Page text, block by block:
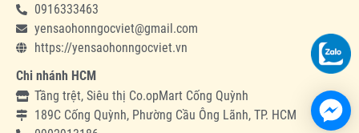
0916333463
yensaohonngocviet@gmail.com
https://yensaohonngocviet.vn
Chi nhánh HCM
Tầng trệt, Siêu thị Co.opMart Cống Quỳnh
189C Cống Quỳnh, Phường Cầu Ông Lãnh, TP. HCM